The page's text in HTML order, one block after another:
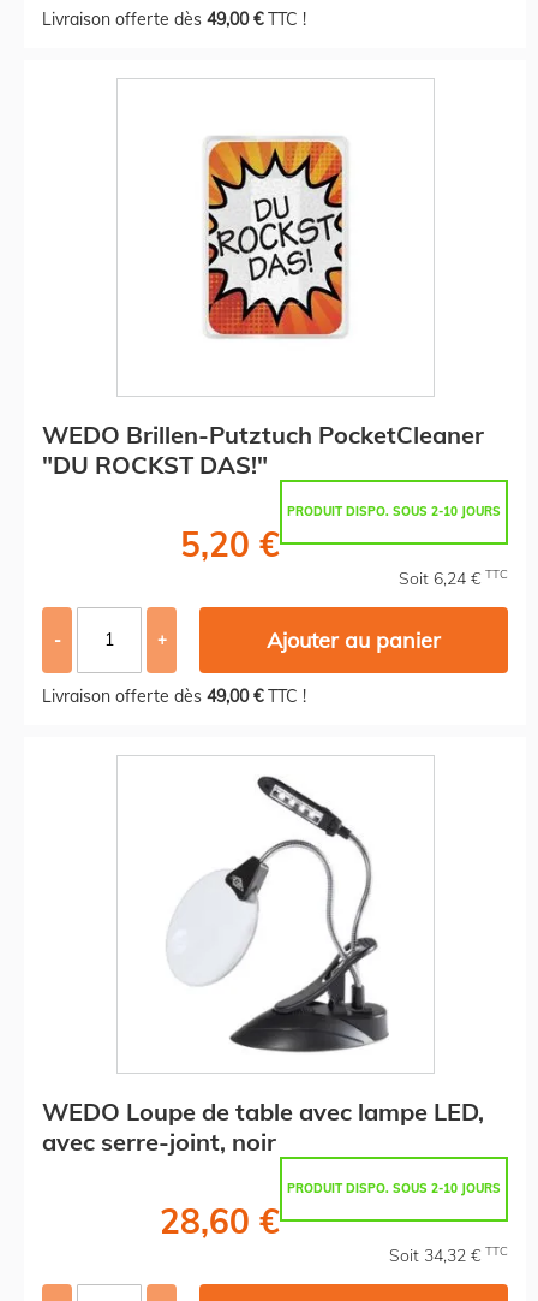
Livraison offerte dès 49,00 €TTC !
WEDO Brillen-Putztuch PocketCleaner
"DU ROCKST DAS!"
PRODUIT DISPO. SOUS 2-10 JOURS
5,20 €
Soit 6,24 € TTC
- + Ajouter au panier
Livraison offerte dès 49,00 €TTC !
WEDO Loupe de table avec lampe LED,
avec serre-joint, noir
PRODUIT DISPO. SOUS 2-10 JOURS
28,60 €
Soit 34,32 € TTC